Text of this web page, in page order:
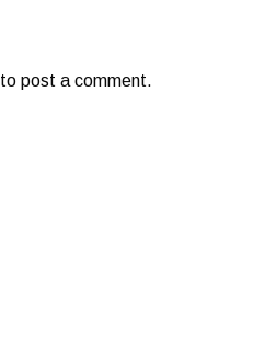
to post a comment.